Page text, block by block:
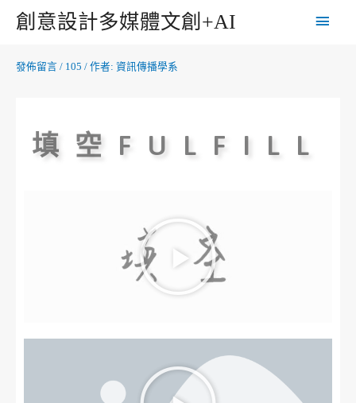
創意設計多媒體文創+AI
發佈留言 / 105 / 作者: 資訊傳播學系
填空FULFILL